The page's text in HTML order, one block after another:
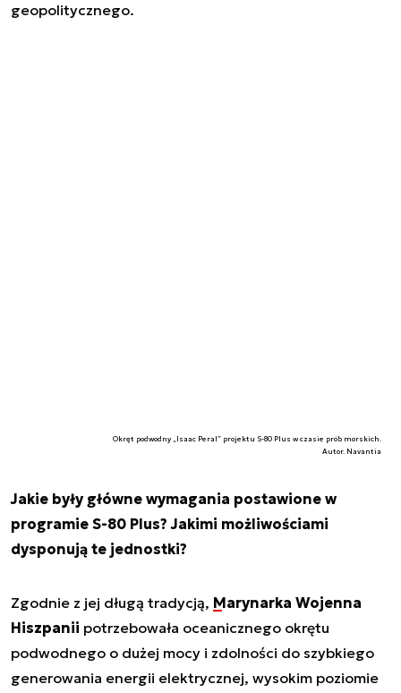
geopolitycznego.
Okręt podwodny „Isaac Peral” projektu S-80 Plus w czasie prób morskich.
Autor. Navantia
Jakie były główne wymagania postawione w
programie S-80 Plus? Jakimi możliwościami
dysponują te jednostki?
Zgodnie z jej długą tradycją, Marynarka Wojenna
Hiszpanii potrzebowała oceanicznego okrętu
podwodnego o dużej mocy i zdolności do szybkiego
generowania energii elektrycznej, wysokim poziomie